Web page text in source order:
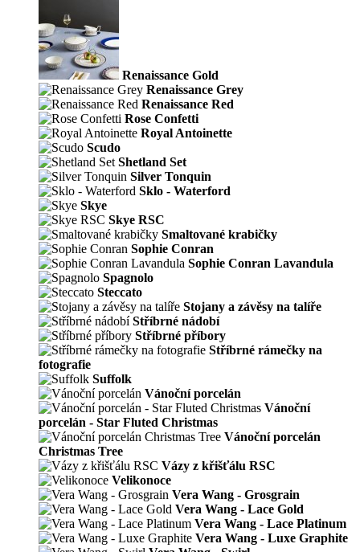
Renaissance Gold
Renaissance Grey
Renaissance Red
Rose Confetti
Royal Antoinette
Scudo
Shetland Set
Silver Tonquin
Sklo - Waterford
Skye
Skye RSC
Smaltované krabičky
Sophie Conran
Sophie Conran Lavandula
Spagnolo
Steccato
Stojany a závěsy na talíře
Stříbrné nádobí
Stříbrné příbory
Stříbrné rámečky na
fotografie
Suffolk
Vánoční porcelán
Vánoční
porcelán - Star Fluted Christmas
Vánoční porcelán
Christmas Tree
Vázy z křišťálu RSC
Velikonoce
Vera Wang - Grosgrain
Vera Wang - Lace Gold
Vera Wang - Lace Platinum
Vera Wang - Luxe Graphite